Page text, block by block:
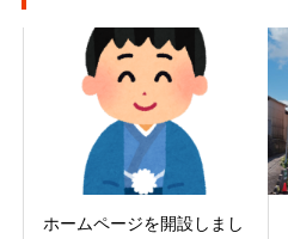
ホームページを開設しまし